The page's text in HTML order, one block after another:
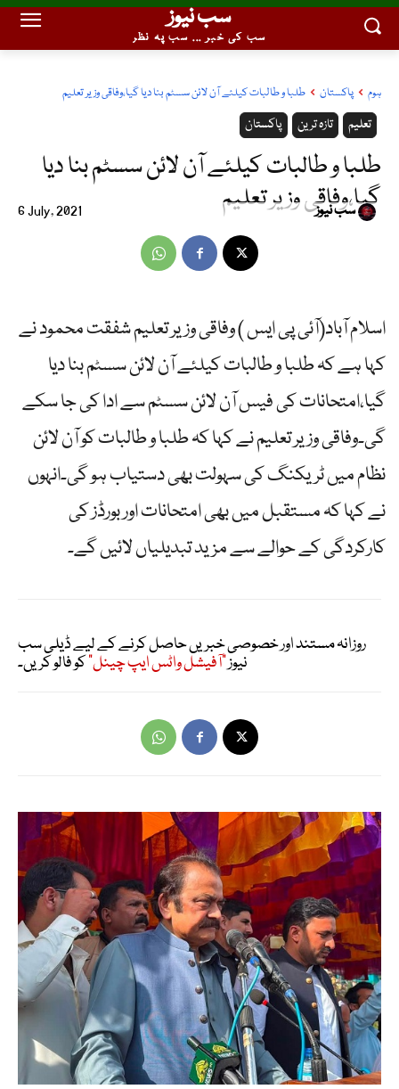
سب نیوز
سب کی خبر ... سب پہ نظر
ہوم پاکستان طلبا و طالبات کیلئے آن لائن سسٹم بنا دیا گیا،وفاقی وزیر تعلیم
پاکستان تازہ ترین تعلیم
طلبا و طالبات کیلئے آن لائن سسٹم بنا دیا
گیا،وفاقی وزیر تعلیم
6 July, 2021 سب نیوز
اسلام آباد(آئی پی ایس ) وفاقی وزیر تعلیم شفقت محمود نے
کہا ہے کہ طلبا و طالبات کیلئے آن لائن سسٹم بنا دیا
گیا،امتحانات کی فیس آن لائن سسٹم سے ادا کی جا سکے
گی۔وفاقی وزیر تعلیم نے کہا کہ طلبا و طالبات کو آن لائن
نظام میں ٹریکنگ کی سہولت بھی دستیاب ہو گی۔انہوں
نے کہا کہ مستقبل میں بھی امتحانات اور بورڈز کی
کارکردگی کے حوالے سے مزید تبدیلیاں لائیں گے۔
روزانہ مستند اور خصوصی خبریں حاصل کرنے کے لیے ڈیلی سب
نیوز"آفیشل واٹس ایپ چینل"کو فالو کریں۔